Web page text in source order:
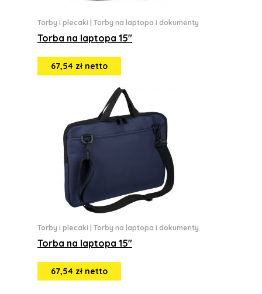
Torby i plecaki Torby na laptopa i dokumenty
Torba na laptopa 15"
67,54 zł netto
Torby i plecaki Torby na laptopa i dokumenty
Torba na laptopa 15"
67,54 zł netto